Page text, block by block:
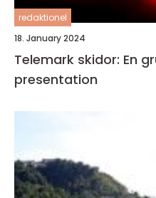
redaktionel
18. January 2024
Telemark skidor: En
presentation